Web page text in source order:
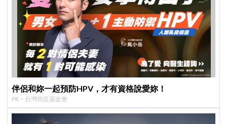
伴侶和妳一起預防HPV，才有資格說愛妳！
PR・台灣癌症基金會